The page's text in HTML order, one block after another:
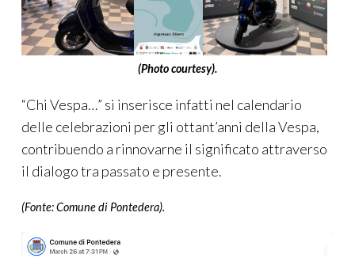
(Photo courtesy).
“Chi Vespa…” si inserisce infatti nel calendario
delle celebrazioni per gli ottant’anni della Vespa,
contribuendo a rinnovarne il significato attraverso
il dialogo tra passato e presente.
(Fonte: Comune di Pontedera).